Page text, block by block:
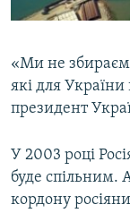
«Ми не
які для
президент
У 2003 році
буде спільним.
кордону